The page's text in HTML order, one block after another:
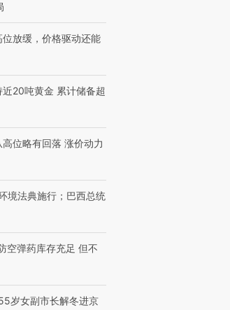
放缓，价格驱动还能
20吨黄金 累计储备超
位略有回落 涨价动力
境法典施行；巴西总统
空弹药库存充足 但不
岁女副市长解冬进京